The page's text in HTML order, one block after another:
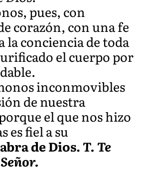
pues, con
corazón, con una fe
conciencia de toda
el cuerpo por
inconmovibles
de nuestra
el que nos hizo
es fiel a su
de Dios.T. Te